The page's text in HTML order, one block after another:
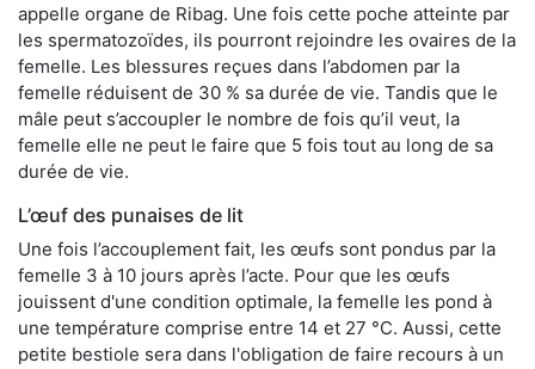
appelle organe de Ribag. Une fois cette poche atteinte par
les spermatozoïdes, ils pourront rejoindre les ovaires de la
femelle. Les blessures reçues dans l’abdomen par la
femelle réduisent de 30 % sa durée de vie. Tandis que le
mâle peut s’accoupler le nombre de fois qu’il veut, la
femelle elle ne peut le faire que 5 fois tout au long de sa
durée de vie.
L’œuf des punaises de lit
Une fois l’accouplement fait, les œufs sont pondus par la
femelle 3 à 10 jours après l’acte. Pour que les œufs
jouissent d'une condition optimale, la femelle les pond à
une température comprise entre 14 et 27 °C. Aussi, cette
petite bestiole sera dans l'obligation de faire recours à un